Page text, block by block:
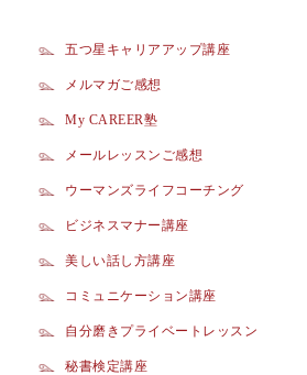
五つ星キャリアアップ講座
メルマガご感想
My CAREER塾
メールレッスンご感想
ウーマンズライフコーチング
ビジネスマナー講座
美しい話し方講座
コミュニケーション講座
自分磨きプライベートレッスン
秘書検定講座